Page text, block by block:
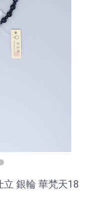
立 銀輪 華梵天18